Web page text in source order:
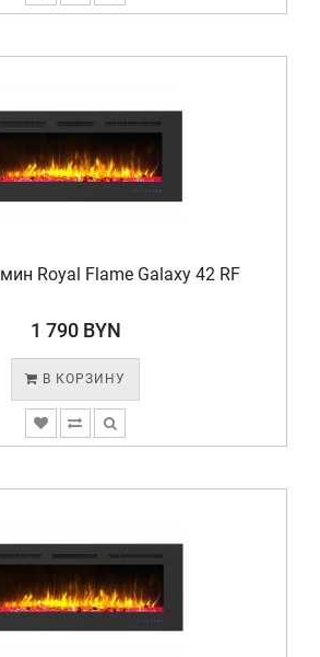
Royal Flame Galaxy 42 RF
1 790 BYN
В КОРЗИНУ